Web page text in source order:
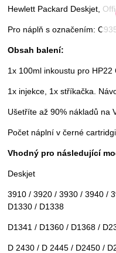
Hewlett Packard Deskjet,
Pro náplň s označením:
Obsah balení:
1x 100ml inkoustu pro
1x injekce, 1x stříkačka.
Ušetříte až 90% nákladů na
Počet náplní v černé
Vhodný pro následující
Deskjet
3910 / 3920 / 3930 / 3940 /
D1330 / D1338
D1341 / D1360 / D1368 /
D 2430 / D 2445 / D2450 /